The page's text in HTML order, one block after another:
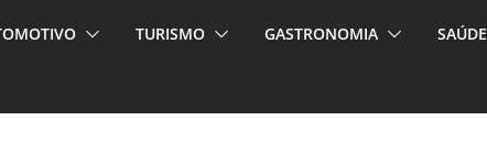
TURISMO GASTRONOMIA SAÚDE